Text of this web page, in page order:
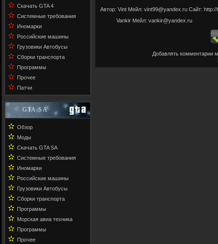
✫ Скачать GTA 4
✫ Системные требования
✫ Иномарки
✫ Российские машины
✫ Грузовики Автобусы
✫ Сборки транспорта
✫ Программы
✫ Прочее
✫ Патчи
GTA SA
✫ Обзор
✫ Моды
✫ Скачать GTA SA
✫ Системные требования
✫ Иномарки
✫ Российские машины
✫ Грузовики Автобусы
✫ Сборки транспорта
✫ Программы
✫ Морская авиа техника
✫ Программы
✫ Прочее
Автор: Vint Мейл: vint99@yandex.ru Cайт:
Vankir Мейл: vankir@yandex.ru
Добавлять комментарии